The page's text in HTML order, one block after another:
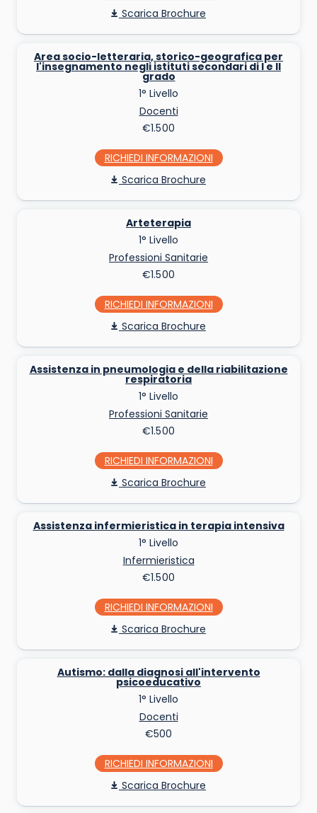
Scarica Brochure
Area socio-letteraria, storico-geografica per
l'insegnamento negli istituti secondari di I e II
grado
1° Livello
Docenti
€1.500
RICHIEDI INFO
Scarica Brochure
Arteterapia
1° Livello
Professioni Sanitarie
€1.500
RICHIEDI INFO
Scarica Brochure
Assistenza in pneumologia e della riabilitazione
respiratoria
1° Livello
Professioni Sanitarie
€1.500
RICHIEDI INFO
Scarica Brochure
Assistenza infermieristica in terapia intensiva
1° Livello
Infermieristica
€1.500
RICHIEDI INFO
Scarica Brochure
Autismo: dalla diagnosi all'intervento
psicoeducativo
1° Livello
Docenti
€500
RICHIEDI INFO
Scarica Brochure